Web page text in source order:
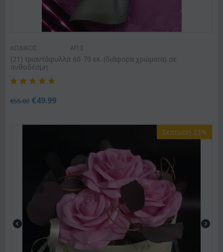
ΚΩΔΙΚΟΣ: Af13
(21) τριαντάφυλλα 60-70 εκ. (διάφορα χρώματα) σε
ανθοδέσμη
€55.00 €49.99
Έκπτωση 23%